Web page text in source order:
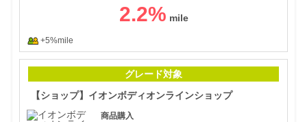
2.2%
+5%mile
グレード対象
【ショップ】イオンボディオンラインショップ
商品購入